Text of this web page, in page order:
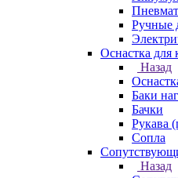
Ручные
Оснастка для
Назад
Баки
Бачки
Рукава
Сопла
Назад